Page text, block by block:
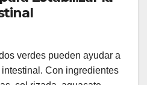
verdes pueden ayudar a
Con ingredientes